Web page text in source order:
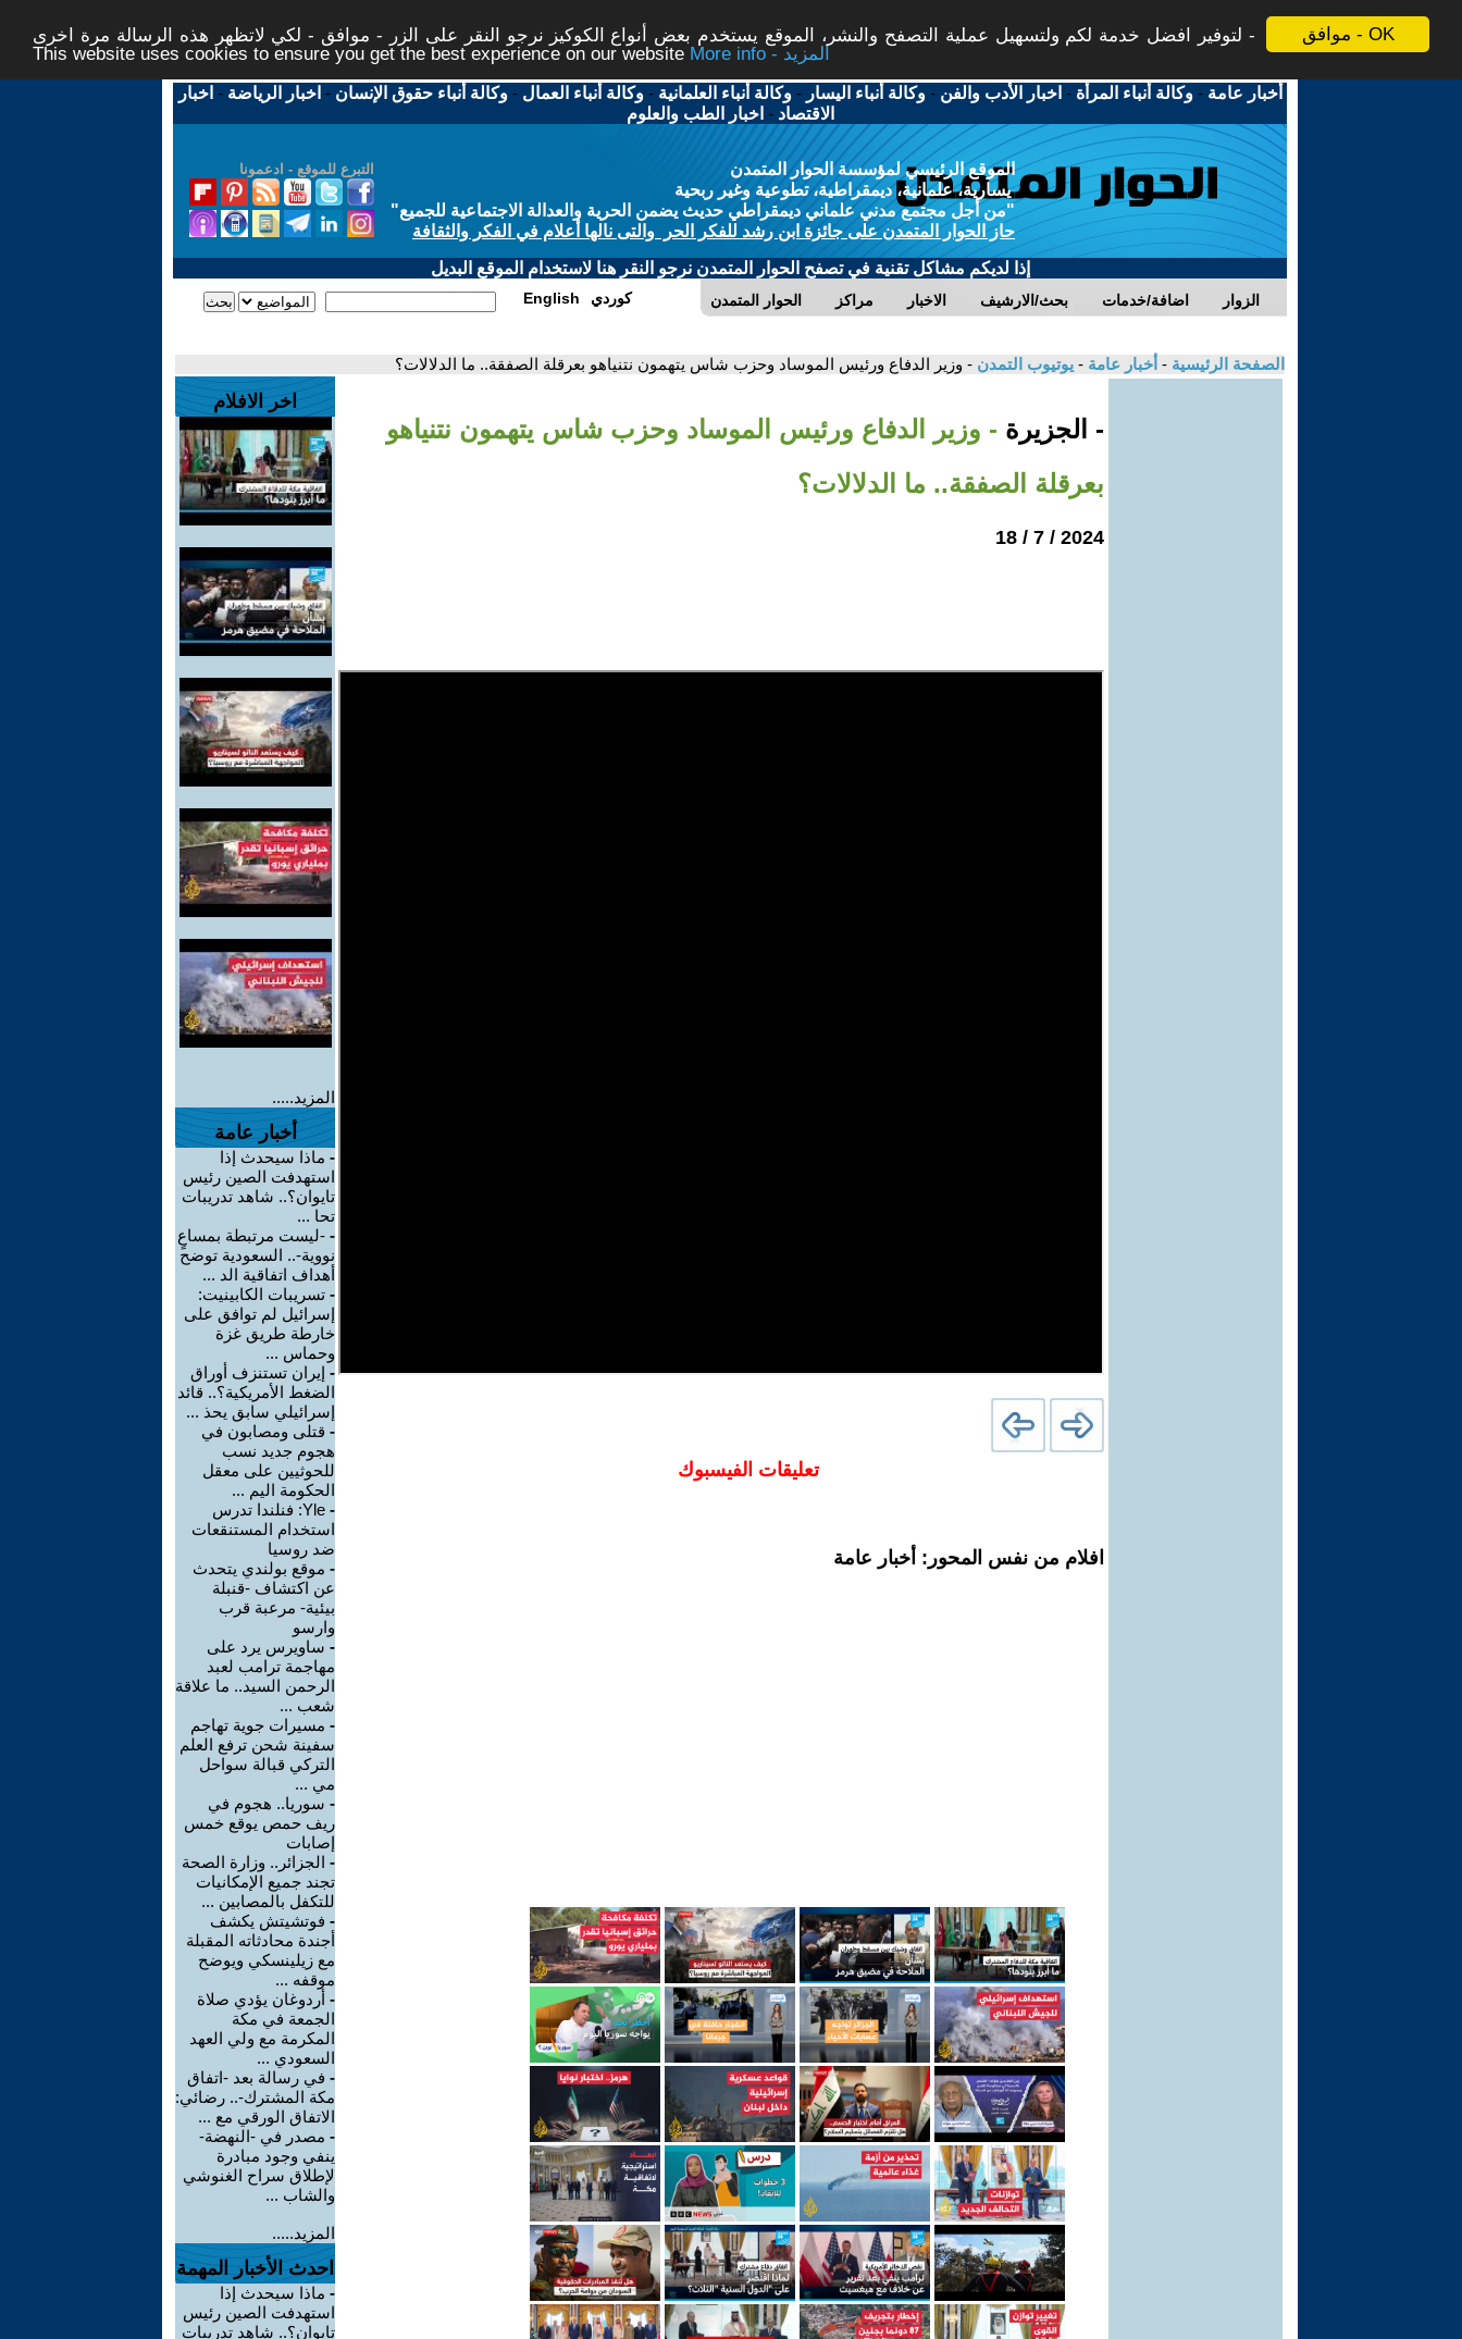
موافق - OK
لتوفير افضل خدمة لكم ولتسهيل عملية التصفح والنشر، الموقع يستخدم بعض أنواع الكوكيز نرجو النقر على الزر - موافق - لكي لاتظهر هذه الرسالة مرة اخرى -
This website uses cookies to ensure you get the best experience on our website
More info - المزيد
أخبار عامة -وكالة أنباء المرأة - اخبار الأدب والفن -وكالة أنباء اليسار -وكالة أنباء العلمانية -وكالة أنباء العمال -وكالة أنباء حقوق الإنسان - اخبار الرياضة - اخبار
الاقتصاد - اخبار الطب والعلوم
التبرع للموقع - ادعمونا
الموقع الرئيسي لمؤسسة الحوار المتمدن
يسارية، علمانية، ديمقراطية، تطوعية وغير ربحية
"من أجل مجتمع مدني علماني ديمقراطي حديث يضمن الحرية والعدالة الاجتماعية للجميع"
حاز الحوار المتمدن على جائزة ابن رشد للفكر الحر والتى نالها أعلام في الفكر والثقافة
إذا لديكم مشاكل تقنية في تصفح الحوار المتمدن نرجو النقر هنا لاستخدام الموقع البديل
الحوار المتمدن مراكز الاخبار بحث/الارشيف اضافة/خدمات الزوار English كوردي
الصفحة الرئيسية - أخبار عامة - يوتيوب التمدن - وزير الدفاع ورئيس الموساد وحزب شاس يتهمون نتنياهو بعرقلة الصفقة.. ما الدلالات؟
- الجزيرة - وزير الدفاع ورئيس الموساد وحزب شاس يتهمون نتنياهو
بعرقلة الصفقة.. ما الدلالات؟
2024 / 7 / 18
تعليقات الفيسبوك
افلام من نفس المحور: أخبار عامة
اخر الافلام
المزيد.....
أخبار عامة
- ماذا سيحدث إذا
استهدفت الصين رئيس
تايوان؟.. شاهد تدريبات
تحا ...
- -ليست مرتبطة بمساعٍ
نووية-.. السعودية توضح
أهداف اتفاقية الد ...
- تسريبات الكابينيت:
إسرائيل لم توافق على
خارطة طريق غزة
وحماس ...
- إيران تستنزف أوراق
الضغط الأمريكية؟.. قائد
إسرائيلي سابق يحذ ...
- قتلى ومصابون في
هجوم جديد نسب
للحوثيين على معقل
الحكومة اليم ...
-
Yle: فنلندا تدرس
استخدام المستنقعات
ضد روسيا
- موقع بولندي يتحدث
عن اكتشاف -قنبلة
بيئية- مرعبة قرب
وارسو
- ساويرس يرد على
مهاجمة ترامب لعبد
الرحمن السيد.. ما علاقة
شعب ...
- مسيرات جوية تهاجم
سفينة شحن ترفع العلم
التركي قبالة سواحل
مي ...
- سوريا.. هجوم في
ريف حمص يوقع خمس
إصابات
- الجزائر.. وزارة الصحة
تجند جميع الإمكانيات
للتكفل بالمصابين ...
- فوتشيتش يكشف
أجندة محادثاته المقبلة
مع زيلينسكي ويوضح
موقفه ...
- أردوغان يؤدي صلاة
الجمعة في مكة
المكرمة مع ولي العهد
السعودي ...
- في رسالة بعد -اتفاق
مكة المشترك-.. رضائي:
الاتفاق الورقي مع ...
- مصدر في -النهضة-
ينفي وجود مبادرة
لإطلاق سراح الغنوشي
والشاب ...
المزيد.....
احدث الأخبار المهمة
- ماذا سيحدث إذا
استهدفت الصين رئيس
تايوان؟.. شاهد تدريبات